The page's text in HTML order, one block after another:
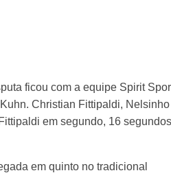
ficou com a equipe Spirit
Christian Fittipaldi, Nelsinho
em segundo, 16 segundos
em quinto no tradicional